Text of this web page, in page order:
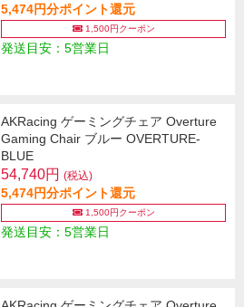
5,474円分ポイント還元
1,500円クーポン
発送目安：5営業日
AKRacing ゲーミングチェア Overture
Gaming Chair ブルー OVERTURE-
BLUE
54,740円 (税込)
5,474円分ポイント還元
1,500円クーポン
発送目安：5営業日